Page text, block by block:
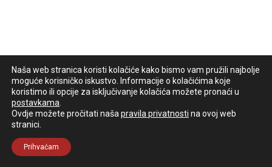
Naša web stranica koristi kolačiće kako bismo vam pružili najbolje
moguće korisničko iskustvo. Informacije o kolačićima koje
koristimo ili opcije za isključivanje kolačića možete pronaći u
postavkama
Ovdje možete pročitati naša pravila privatnosti na ovoj web
stranici.
Prihvaćam